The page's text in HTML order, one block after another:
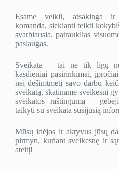
Esame veikli, atsakinga ir
komanda, siekianti teikti
svarbiausia, patrauklias
paslaugas.
Sveikata – tai ne tik ligų
kasdieniai pasirinkimai,
nei dešimtmetį savo darbu
sveikatą, skatiname sveikesnį
sveikatos raštingumą –
taikyti su sveikata susijusią
Mūsų idėjos ir aktyvus jūsų
pirmyn, kuriant sveikesnę ir
ateitį!